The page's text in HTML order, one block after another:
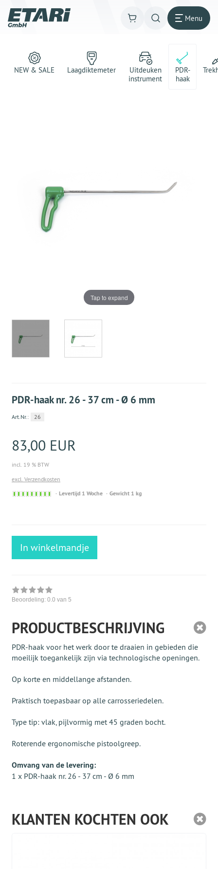
Menu
NEW & SALE Laagdiktemeter
Uitdeuken
instrument
PDR-
haak
Tap to expand
PDR-haak nr. 26 - 37 cm - Ø 6 mm
Art.Nr.: 26
83,00 EUR
incl. 19 % BTW
excl. Verzendkosten
Sofort
Levertijd 1 Woche Gewicht 1 kg
In winkelmandje
Beoordeling: 0.0 van 5
PRODUCTBESCHRIJVING
PDR-haak voor het werk door te draaien in gebieden die
moeilijk toegankelijk zijn via technologische openingen.
Op korte en middellange afstanden.
Praktisch toepasbaar op alle carrosseriedelen.
Type tip: vlak, pijlvormig met 45 graden bocht.
Roterende ergonomische pistoolgreep.
Omvang van de levering:
1 x PDR-haak nr. 26 - 37 cm - Ø 6 mm
KLANTEN KOCHTEN OOK